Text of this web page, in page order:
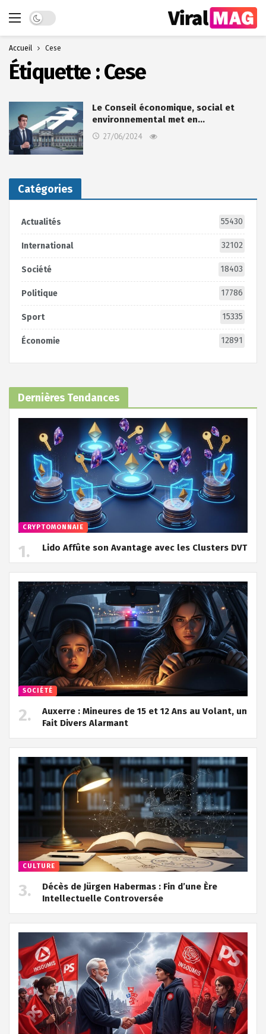
Dark mode
Accueil Cese
Étiquette :Cese
Le Conseil économique, social et
environnemental met en…
27/06/2024
Catégories
Actualités 55430
International 32102
Société 18403
Politique 17786
Sport 15335
Économie 12891
Dernières Tendances
CRYPTOMONNAIE
Lido Affûte son Avantage avec les Clusters DVT
SOCIÉTÉ
Auxerre : Mineures de 15 et 12 Ans au Volant, un
Fait Divers Alarmant
CULTURE
Décès de Jürgen Habermas : Fin d’une Ère
Intellectuelle Controversée